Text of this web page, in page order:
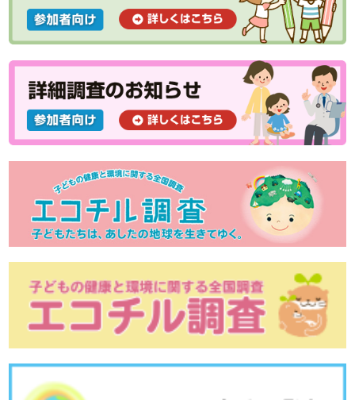
今のこどもは早熟なのか
健康診査に行こう！＜幼児健診：満1歳～3歳＞
健康診査に行こう！＜乳児健診：１歳未満＞
虫歯予防を始めよう！
妊娠を考えたら、葉酸を摂ろう！
母乳による子育てのお話 その２
母乳による子育てのお話 その１
おねしょから夜尿症へ
お母さんとお子さんの栄養 ～塩分摂取について～
お母さんの体格と子どもの健康
妊婦健診と母子健康手帳
管理栄養士からのメッセージ：日本文化の継承 ~お茶~